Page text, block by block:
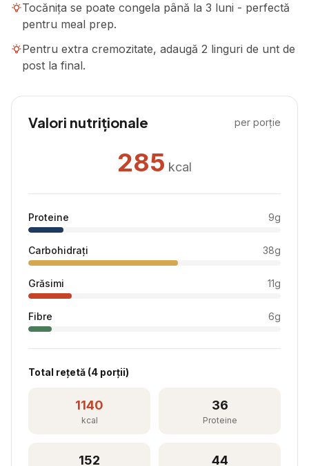
Tocănița se poate congela până la 3 luni - perfectă
pentru meal prep.
Pentru extra cremozitate, adaugă 2 linguri de unt de
post la final.
Valori nutriționale per porție
285 kcal
Proteine 9g
Carbohidrați 38g
Grăsimi 11g
Fibre 6g
Total rețetă (4 porții)
1140
kcal
36
Proteine
152 44